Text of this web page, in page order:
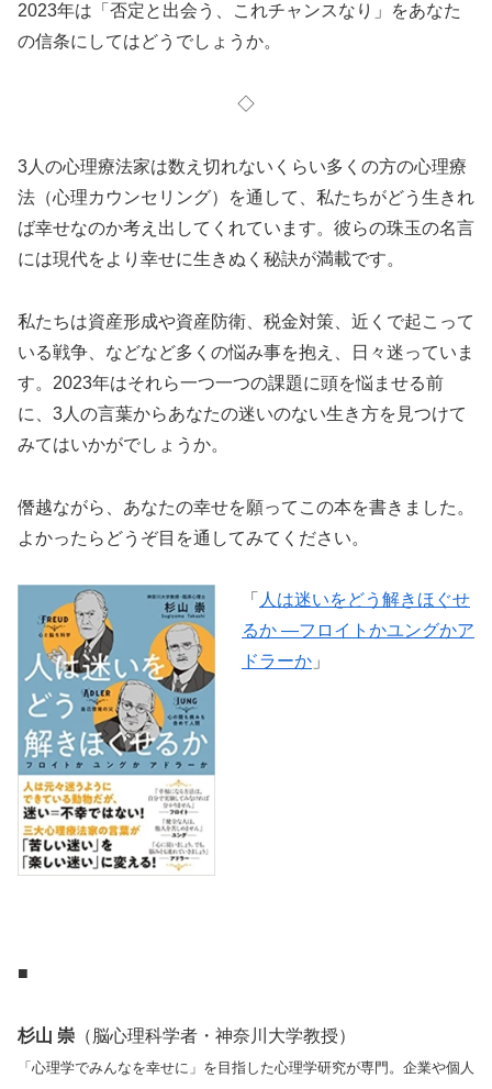
2023年は「否定と出会う、これチャンスなり」をあなた
の信条にしてはどうでしょうか。
◇
3人の心理療法家は数え切れないくらい多くの方の心理療
法（心理カウンセリング）を通して、私たちがどう生きれ
ば幸せなのか考え出してくれています。彼らの珠玉の名言
には現代をより幸せに生きぬく秘訣が満載です。
私たちは資産形成や資産防衛、税金対策、近くで起こって
いる戦争、などなど多くの悩み事を抱え、日々迷っていま
す。2023年はそれら一つ一つの課題に頭を悩ませる前
に、3人の言葉からあなたの迷いのない生き方を見つけて
みてはいかがでしょうか。
僭越ながら、あなたの幸せを願ってこの本を書きました。
よかったらどうぞ目を通してみてください。
「 人は迷いをどう解きほぐせ
るか ―フロイトかユングかア
ドラーか 」
■
杉山 崇 （脳心理科学者・神奈川大学教授）
「心理学でみんなを幸せに」を目指した心理学研究が専門。 企業や個人